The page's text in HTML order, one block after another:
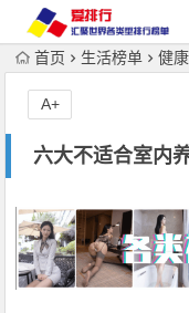
首页 生活榜单 健康
六大不适合室内
A+